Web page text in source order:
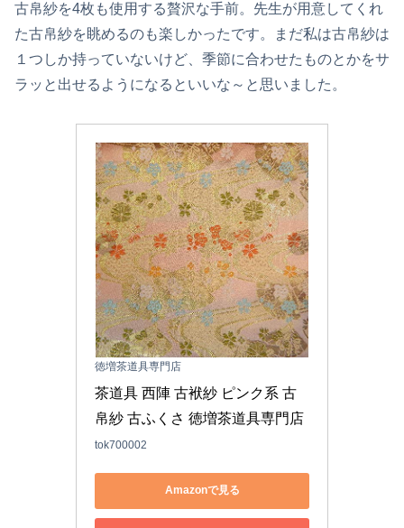
古帛紗を4枚も使用する贅沢な手前。先生が用意してくれ
た古帛紗を眺めるのも楽しかったです。まだ私は古帛紗は
１つしか持っていないけど、季節に合わせたものとかをサ
ラッと出せるようになるといいな～と思いました。
徳増茶道具専門店
茶道具 西陣 古袱紗 ピンク系 古
帛紗 古ふくさ 徳増茶道具専門店
tok700002
Amazonで見る